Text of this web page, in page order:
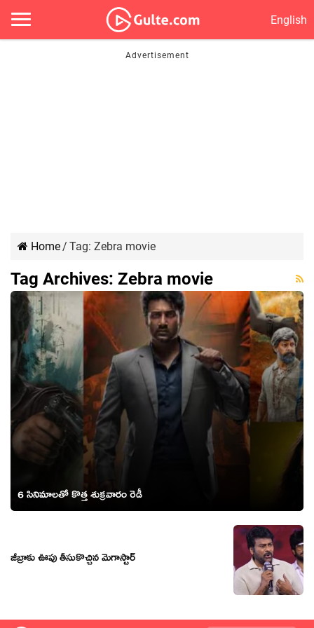
English
Home/ Tag: Zebra movie
Tag Archives: Zebra movie
6 సినిమాలతో కొత్త శుక్రవారం రెడీ
జీబ్రాకు ఊపు తీసుకొచ్చిన మెగాస్టార్